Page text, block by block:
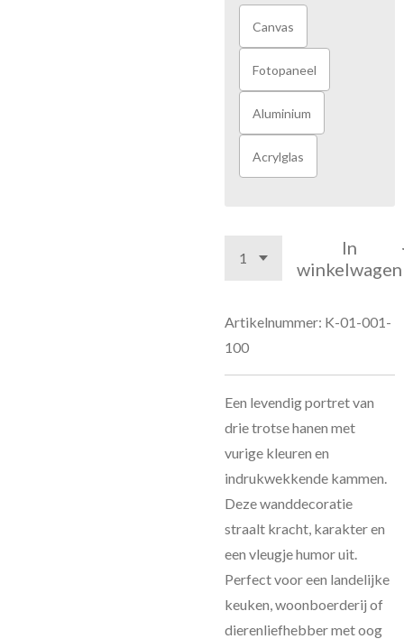
Canvas
Fotopaneel
Aluminium
Acrylglas
In
winkelwagen
Artikelnummer: K-01-001-
100
Een levendig portret van
drie trotse hanen met
vurige kleuren en
indrukwekkende kammen.
Deze wanddecoratie
straalt kracht, karakter en
een vleugje humor uit.
Perfect voor een landelijke
keuken, woonboerderij of
dierenliefhebber met oog